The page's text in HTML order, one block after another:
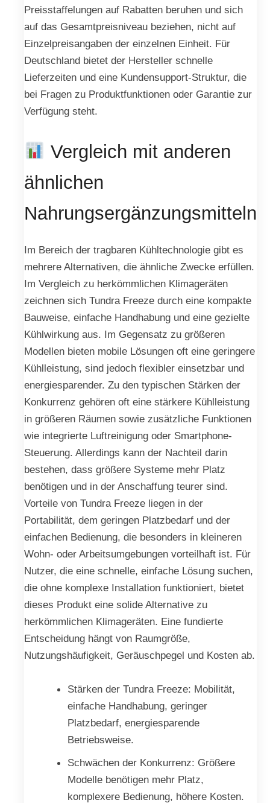
Preisstaffelungen auf Rabatten beruhen und sich
auf das Gesamtpreisniveau beziehen, nicht auf
Einzelpreisangaben der einzelnen Einheit. Für
Deutschland bietet der Hersteller schnelle
Lieferzeiten und eine Kundensupport-Struktur, die
bei Fragen zu Produktfunktionen oder Garantie zur
Verfügung steht.
Vergleich mit anderen
ähnlichen
Nahrungsergänzungsmitteln
Im Bereich der tragbaren Kühltechnologie gibt es
mehrere Alternativen, die ähnliche Zwecke erfüllen.
Im Vergleich zu herkömmlichen Klimageräten
zeichnen sich Tundra Freeze durch eine kompakte
Bauweise, einfache Handhabung und eine gezielte
Kühlwirkung aus. Im Gegensatz zu größeren
Modellen bieten mobile Lösungen oft eine geringere
Kühlleistung, sind jedoch flexibler einsetzbar und
energiesparender. Zu den typischen Stärken der
Konkurrenz gehören oft eine stärkere Kühlleistung
in größeren Räumen sowie zusätzliche Funktionen
wie integrierte Luftreinigung oder Smartphone-
Steuerung. Allerdings kann der Nachteil darin
bestehen, dass größere Systeme mehr Platz
benötigen und in der Anschaffung teurer sind.
Vorteile von Tundra Freeze liegen in der
Portabilität, dem geringen Platzbedarf und der
einfachen Bedienung, die besonders in kleineren
Wohn- oder Arbeitsumgebungen vorteilhaft ist. Für
Nutzer, die eine schnelle, einfache Lösung suchen,
die ohne komplexe Installation funktioniert, bietet
dieses Produkt eine solide Alternative zu
herkömmlichen Klimageräten. Eine fundierte
Entscheidung hängt von Raumgröße,
Nutzungshäufigkeit, Geräuschpegel und Kosten ab.
Stärken der Tundra Freeze: Mobilität,
einfache Handhabung, geringer
Platzbedarf, energiesparende
Betriebsweise.
Schwächen der Konkurrenz: Größere
Modelle benötigen mehr Platz,
komplexere Bedienung, höhere Kosten.